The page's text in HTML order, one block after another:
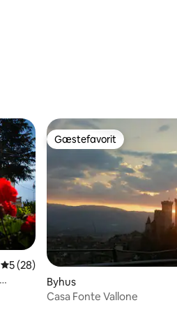
5 ud af 5 i gennemsnitlig
5 (28)
Gæstefavorit
Gæstefavorit
Byhus
Casa Fonte Vallone